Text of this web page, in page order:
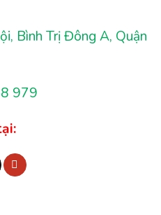
Bình Trị Đông A, Quận
979